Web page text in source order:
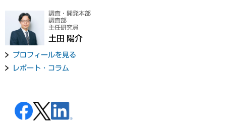
調査・開発本部
調査部
主任研究員
土田 陽介
プロフィールを見る
レポート・コラム